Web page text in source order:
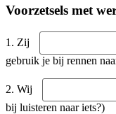
Voorzetsels met
1. Zij
gebruik je bij rennen
2. Wij
bij luisteren naar iets?)